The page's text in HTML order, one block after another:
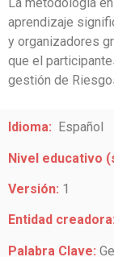
aprendizaje
y organizadores
que el
gestión de
Idioma: Español
Nivel educativo
Versión: 1
Entidad creadora:
Palabra Clave: